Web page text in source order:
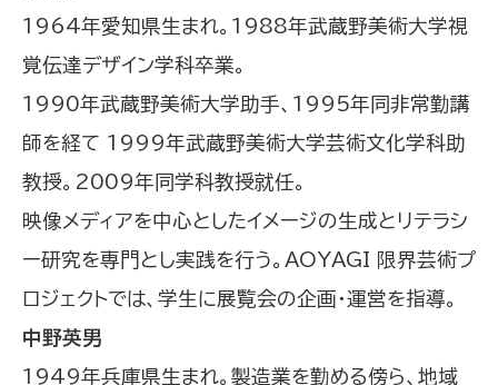
1964年愛知県生まれ。1988年武蔵野美術大学視
覚伝達デザイン学科卒業。
1990年武蔵野美術大学助手、1995年同非常勤講
師を経て 1999年武蔵野美術大学芸術文化学科助
教授。2009年同学科教授就任。
映像メディアを中心としたイメージの生成とリテラシ
ー研究を専門とし実践を行う。AOYAGI 限界芸術プ
ロジェクトでは、学生に展覧会の企画・運営を指導。
中野英男
1949年兵庫県生まれ。製造業を勤める傍ら、地域